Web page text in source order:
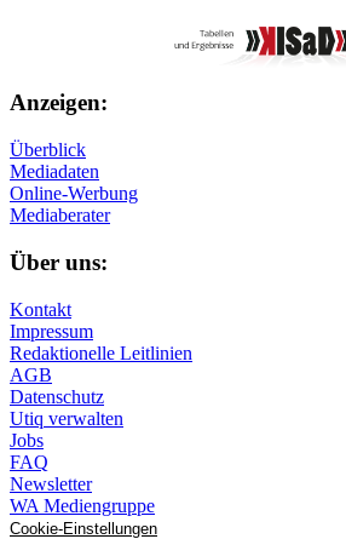
Anzeigen:
Überblick
Mediadaten
Online-Werbung
Mediaberater
Über uns:
Kontakt
Impressum
Redaktionelle Leitlinien
AGB
Datenschutz
Utiq verwalten
Jobs
FAQ
Newsletter
WA Mediengruppe
Cookie-Einstellungen